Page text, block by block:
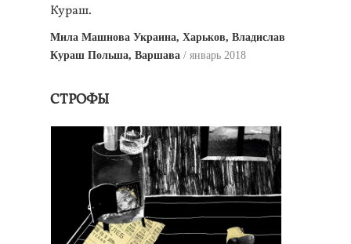
Кураш.
Мила Машнова Украина, Харьков, Владислав
Кураш Польша, Варшава
январь 2018
СТРОФЫ